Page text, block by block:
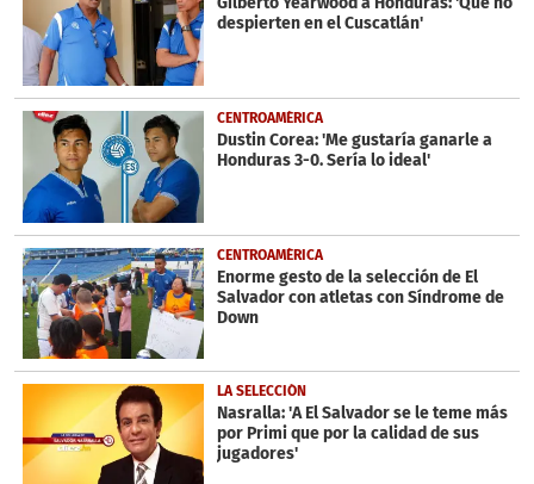
despierten en el Cuscatlán'
CENTROAMÉRICA
Dustin Corea: 'Me gustaría ganarle a
Honduras 3-0. Sería lo ideal'
CENTROAMÉRICA
Enorme gesto de la selección de El
Salvador con atletas con Síndrome de
Down
LA SELECCIÓN
Nasralla: 'A El Salvador se le teme más
por Primi que por la calidad de sus
jugadores'